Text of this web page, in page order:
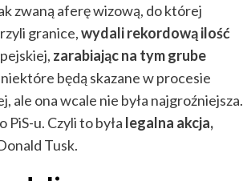
zwaną aferę wizową, do której
granice,wydali rekordową ilość
zarabiając na tym grube
będą skazane w procesie
ale ona wcale nie była najgroźniejsza.
u. Czyli to była legalna akcja,
Tusk.